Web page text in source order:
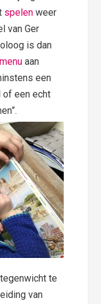
spelen weer
van Ger
is dan
aan
een
of een echt
te
van